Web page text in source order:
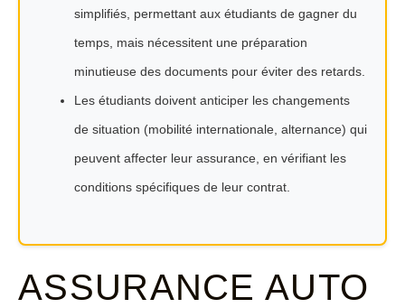
simplifiés, permettant aux étudiants de gagner du
temps, mais nécessitent une préparation
minutieuse des documents pour éviter des retards.
Les étudiants doivent anticiper les changements
de situation (mobilité internationale, alternance) qui
peuvent affecter leur assurance, en vérifiant les
conditions spécifiques de leur contrat.
ASSURANCE AUTO